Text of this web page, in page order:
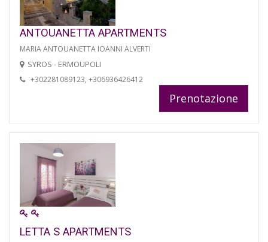
ANTOUANETTA APARTMENTS
MARIA ANTOUANETTA IOANNI ALVERTI
SYROS - ERMOUPOLI
+302281089123, +306936426412
Prenotazione
LETTA S APARTMENTS